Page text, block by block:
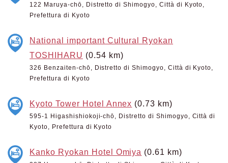
122 Maruya-chō, Distretto di Shimogyo, Città di Kyoto,
Prefettura di Kyoto
National important Cultural Ryokan
TOSHIHARU (0.54 km)
326 Benzaiten-chō, Distretto di Shimogyo, Città di Kyoto,
Prefettura di Kyoto
Kyoto Tower Hotel Annex (0.73 km)
595-1 Higashishiokoji-chō, Distretto di Shimogyo, Città di
Kyoto, Prefettura di Kyoto
Kanko Ryokan Hotel Omiya (0.61 km)